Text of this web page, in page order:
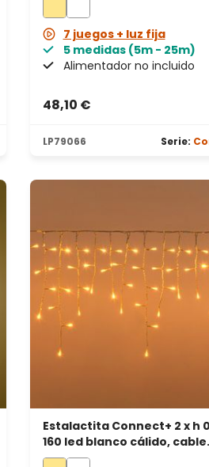
7 juegos + luz fija
5 medidas (5m - 25m)
Alimentador no incluido
48,10 €
LP79066 Serie:
Estalactita Connect+ 2 x h
160 led blanco cálido, cable
transparente, prolongable